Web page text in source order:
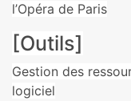
l’Opéra de Paris
[Outils]
Gestion des
logiciel